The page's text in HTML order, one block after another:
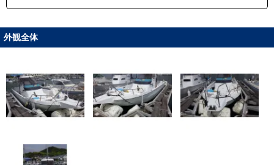
外観全体